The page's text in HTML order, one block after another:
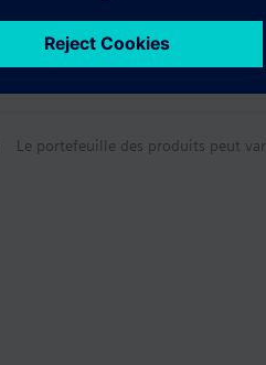
Le portefeuille des produits peut